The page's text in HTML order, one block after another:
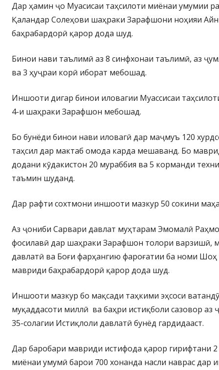
Дар ҳамин ҷо Муасисаи таҳсилоти миёнаи умумии
Қаландар Солеҳови шаҳраки Зарафшони ноҳияи
баҳрабардорӣ қарор дода шуд.
Бинои нави таълимӣ аз 8 синфхонаи таълимӣ, аз
ва 3 ҳуҷраи корӣ иборат мебошад.
Иншооти дигар бинои иловагии Муассисаи
4-и шаҳраки Зарафшон мебошад.
Бо бунёди бинои нави иловагӣ дар маҷмуъ 120
таҳсил дар мактаб омода карда мешаванд. Бо
додани кӯдакистон 20 мураббия ва 5 корманди
таъмин шуданд.
Дар рафти сохтмони иншооти мазкур 50 сокини
Аз ҷониби Сарвари давлат муҳтарам Эмомалӣ
фосилавӣ дар шаҳраки Зарафшон толори варзишӣ,
давлатӣ ва Боғи фарҳангию фароғатии ба номи
мавриди баҳрабардорӣ қарор дода шуд.
Иншооти мазкур бо мақсади таҳкими эҳсоси
муқаддасоти миллӣ ва баҳри истиқболи сазовор
35-солагии Истиқлоли давлатӣ бунёд гардидааст.
Дар баробари мавриди истифода қарор гирифтани 2
миёнаи умумӣ барои 700 хонанда насли наврас дар